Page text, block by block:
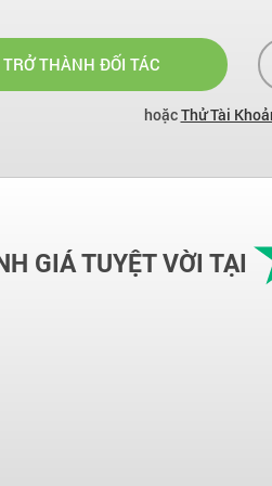
TRỞ THÀNH ĐỐI TÁC
hoặcThử Tài
GIÁ TUYỆT VỜI TẠI